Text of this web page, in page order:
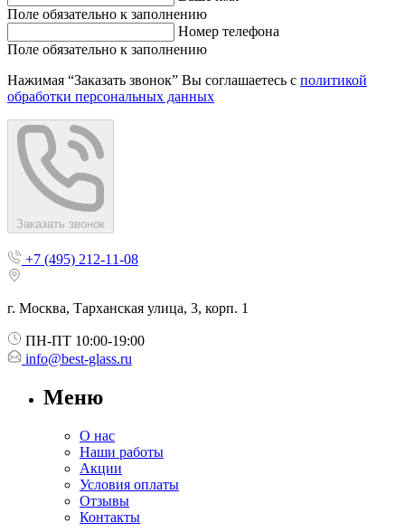
Поле обязательно к заполнению
Номер телефона
Поле обязательно к заполнению
Нажимая “Заказать звонок” Вы соглашаетесь с политикой
обработки персональных данных
Заказать звонок
+7 (495) 212-11-08
г. Москва, Тарханская улица, 3, корп. 1
ПН-ПТ 10:00-19:00
info@best-glass.ru
Меню
О нас
Наши работы
Акции
Условия оплаты
Отзывы
Контакты